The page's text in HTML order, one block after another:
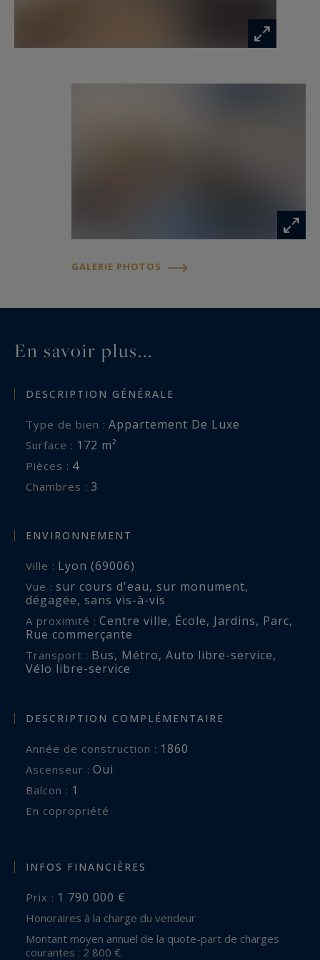
GALERIE PHOTOS
En savoir plus...
DESCRIPTION GÉNÉRALE
Type de bien : Appartement De Luxe
Surface : 172 m²
Pièces : 4
Chambres : 3
ENVIRONNEMENT
Ville : Lyon (69006)
Vue : sur cours d'eau, sur monument,
dégagée, sans vis-à-vis
A proximité : Centre ville, École, Jardins, Parc,
Rue commerçante
Transport : Bus, Métro, Auto libre-service,
Vélo libre-service
DESCRIPTION COMPLÉMENTAIRE
Année de construction : 1860
Ascenseur : Oui
balcon : 1
En copropriété
INFOS FINANCIÈRES
Prix : 1 790 000 €
Honoraires à la charge du vendeur
Montant moyen annuel de la quote-part de charges
courantes : 2 800 €.